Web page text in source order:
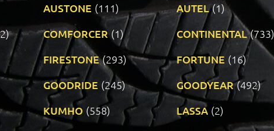
AUSTONE (111) AUTEL (1)
COMFORCER (1) CONTINENTAL (733)
FIRESTONE (293) FORTUNE (16)
GOODRIDE (245) GOODYEAR (492)
KUMHO (558) LASSA (2)